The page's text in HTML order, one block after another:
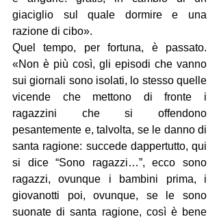
giaciglio sul quale dormire e una
razione di cibo».
Quel tempo, per fortuna, è passato.
«Non è più così, gli episodi che vanno
sui giornali sono isolati, lo stesso quelle
vicende che mettono di fronte i
ragazzini che si offendono
pesantemente e, talvolta, se le danno di
santa ragione: succede dappertutto, qui
si dice “Sono ragazzi…”, ecco sono
ragazzi, ovunque i bambini prima, i
giovanotti poi, ovunque, se le sono
suonate di santa ragione, così è bene